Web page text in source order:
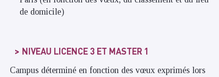
de domicile)
NIVEAU LICENCE 3 ET MASTER 1
Campus déterminé en fonction des vœux exprimés lors